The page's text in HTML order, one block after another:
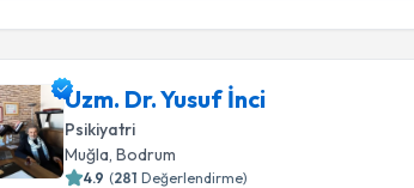
Uzm. Dr. Yusuf İnci
Psikiyatri
Muğla , Bodrum
4.9 (281 Değerlendirme)